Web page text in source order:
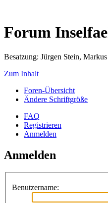
Forum
Besatzung: Jürgen Stein,
Zum Inhalt
Foren-Übersicht
Ändere Schriftgröße
FAQ
Registrieren
Anmelden
Anmelden
Benutzername: